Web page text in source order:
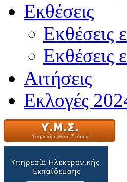
Εκθέσεις
Εκθέσεις
Εκθέσεις
Αιτήσεις
Εκλογές